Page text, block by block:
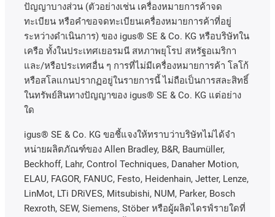
ปัญญาบางส่วน (ตัวอย่างเช่น เครื่องหมายการค้าจด
ทะเบียน หรือคำขอจดทะเบียนเครื่องหมายการค้าที่อยู่
ระหว่างดำเนินการ) ของ igus® SE & Co. KG หรือบริษัทใน
เครือ ทั้งในประเทศเยอรมนี สหภาพยุโรป สหรัฐอเมริกา
และ/หรือประเทศอื่น ๆ การที่ไม่มีเครื่องหมายการค้า โลโก้
หรือสโลแกนปรากฏอยู่ในรายการนี้ ไม่ถือเป็นการสละสิทธิ์
ในทรัพย์สินทางปัญญาของ igus® SE & Co. KG แต่อย่าง
ใด
igus® SE & Co. KG ขอชี้แจงให้ทราบว่าบริษัทไม่ได้จํา
หน่ายผลิตภัณฑ์ของ Allen Bradley, B&R, Baumüller,
Beckhoff, Lahr, Control Techniques, Danaher Motion,
ELAU, FAGOR, FANUC, Festo, Heidenhain, Jetter, Lenze,
LinMot, LTi DRiVES, Mitsubishi, NUM, Parker, Bosch
Rexroth, SEW, Siemens, Stöber หรือผู้ผลิตไดรฟ์รายใดที่